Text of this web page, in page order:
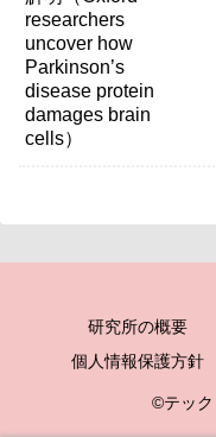
研究所の概要
個人情報保護方針
©テック